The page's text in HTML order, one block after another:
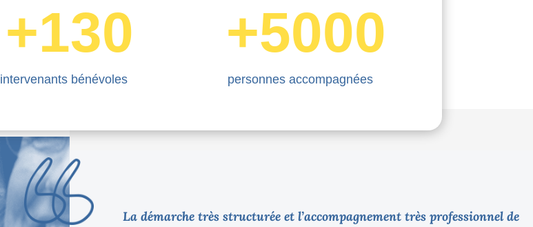
+130
intervenants bénévoles
+5000
personnes accompagnées
La démarche très structurée et l’accompagnement très professionnel de